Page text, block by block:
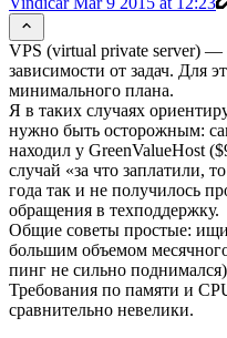
VPS (virtual private server) —
зависимости от задач. Для
минимального плана.
Я в таких случаях
нужно быть осторожным:
находил у GreenValueHost
случай «за что заплатили,
года так и не получилось
обращения в техподдержку.
Общие советы простые:
большим объемом
пинг не сильно
Требования по памяти и
сравнительно невелики.